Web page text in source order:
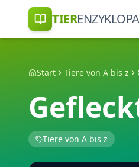
TIER
Start Tiere von A bis z
Tiere von A bis z